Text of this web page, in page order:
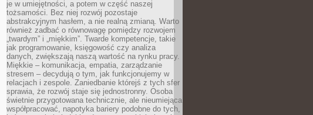
je w umiejętności, a potem w część naszej
tożsamości. Bez niej rozwój pozostaje
abstrakcyjnym hasłem, a nie realną zmianą. Warto
również zadbać o równowagę pomiędzy rozwojem
„twardym” i „miękkim”. Twarde kompetencje, takie
jak programowanie, księgowość czy analiza
danych, zwiększają naszą wartość na rynku pracy.
Miękkie – komunikacja, empatia, zarządzanie
stresem – decydują o tym, jak funkcjonujemy w
relacjach i zespole. Zaniedbanie którejś z tych sfer
sprawia, że rozwój staje się jednostronny. Osoba
świetnie przygotowana technicznie, ale nieumiejąca
współpracować, napotyka bariery podobne do tych,